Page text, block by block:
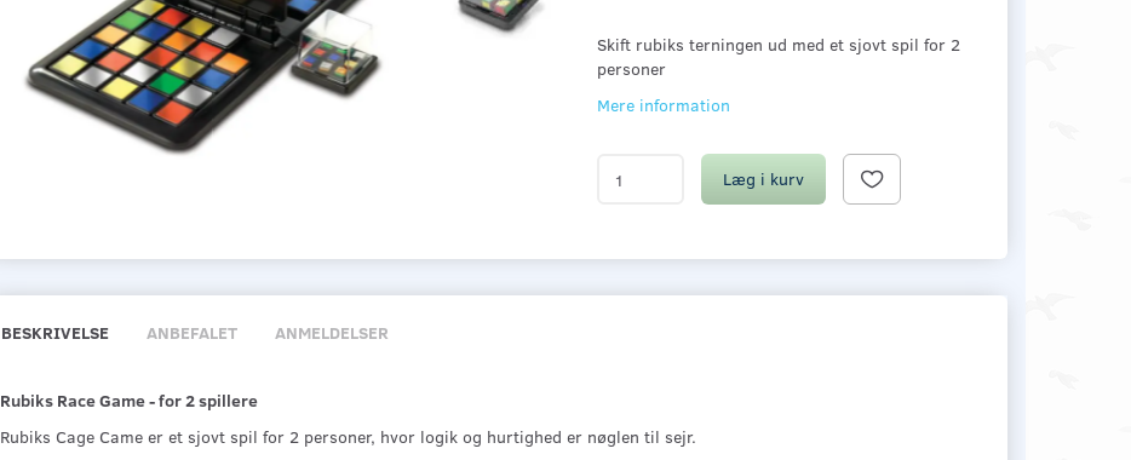
Skift rubiks terningen ud med et sjovt spil for 2
personer
Mere information
Læg i kurv
BESKRIVELSE ANBEFALET ANMELDELSER
Rubiks Race Game - for 2 spillere
Rubiks Cage Came er et sjovt spil for 2 personer, hvor logik og hurtighed er nøglen til sejr.